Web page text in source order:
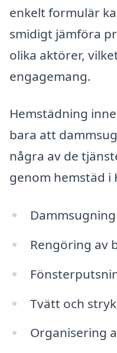
enkelt formulär
smidigt jämföra
olika aktörer,
engagemang.
Hemstädning
bara att
några av de
genom hemstäd i
Rengöring av
Tvätt och
Organisering